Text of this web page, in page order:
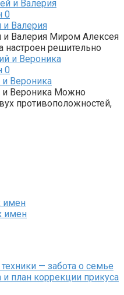
0
Валерия
Валерия Миром Алексея
настроен решительно
0
Вероника
и Вероника Можно
противоположностей,
имен
имен
— забота о семье
и план коррекции прикуса